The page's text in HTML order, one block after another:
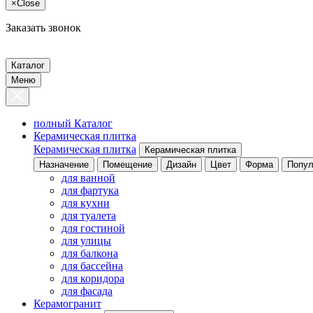
×Close
Заказать звонок
Каталог
Меню
полный Каталог
Керамическая плитка
Керамическая плитка
Керамическая плитка
Назначение
Помещение Дизайн Цвет Форма
для ванной
для фартука
для кухни
для туалета
для гостиной
для улицы
для балкона
для бассейна
для коридора
для фасада
Керамогранит